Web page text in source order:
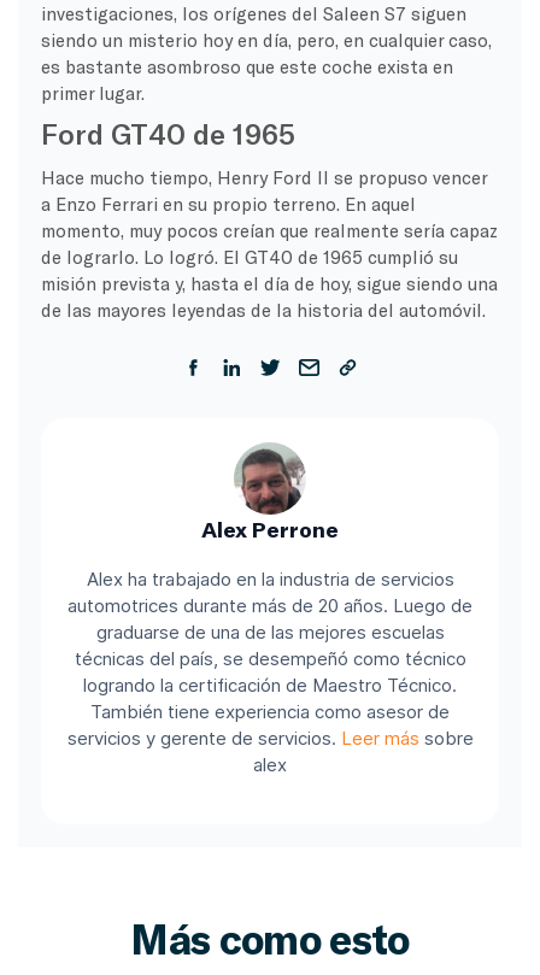
investigaciones, los orígenes del Saleen S7 siguen
siendo un misterio hoy en día, pero, en cualquier caso,
es bastante asombroso que este coche exista en
primer lugar.
Ford GT40 de 1965
Hace mucho tiempo, Henry Ford II se propuso vencer
a Enzo Ferrari en su propio terreno. En aquel
momento, muy pocos creían que realmente sería capaz
de lograrlo. Lo logró. El GT40 de 1965 cumplió su
misión prevista y, hasta el día de hoy, sigue siendo una
de las mayores leyendas de la historia del automóvil.
Alex Perrone
Alex ha trabajado en la industria de servicios
automotrices durante más de 20 años. Luego de
graduarse de una de las mejores escuelas
técnicas del país, se desempeñó como técnico
logrando la certificación de Maestro Técnico.
También tiene experiencia como asesor de
servicios y gerente de servicios. Leer más sobre
alex
Más como esto